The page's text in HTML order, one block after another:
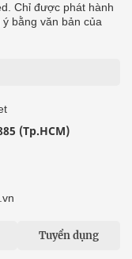
Chỉ được phát hành
bằng văn bản của
(Tp.HCM)
Tuyển dụng